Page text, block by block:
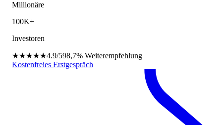
Millionäre
100K+
Investoren
★★★★★4.9/598,7% Weiterempfehlung
Kostenfreies Erstgespräch